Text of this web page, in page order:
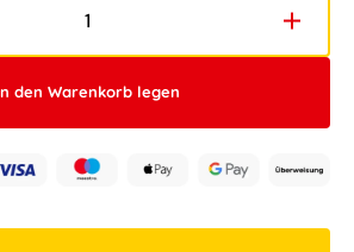
die
60337
den Warenkorb legen